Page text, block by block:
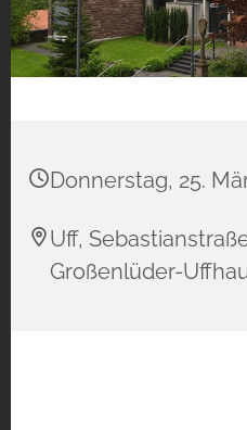
Donnerstag, 25.
Uff,
Großenlüder-